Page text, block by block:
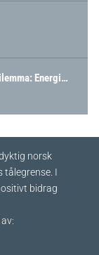
Arendalsuka:Batterier i Europas trilemma: Energisikkerhet, konkurransekraft og bærekraft (Battery Norway-arrangement)
norsk
tålegrense. I
bidrag